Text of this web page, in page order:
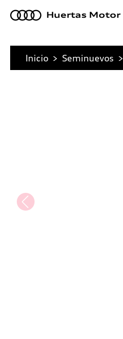
a Huertas Motor
Inicio > Seminuevos >